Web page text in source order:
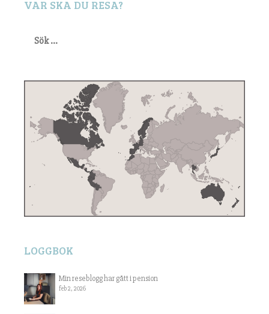
VAR SKA DU RESA?
efter:
LOGGBOK
Min reseblogg har gått i pension
feb 2, 2026